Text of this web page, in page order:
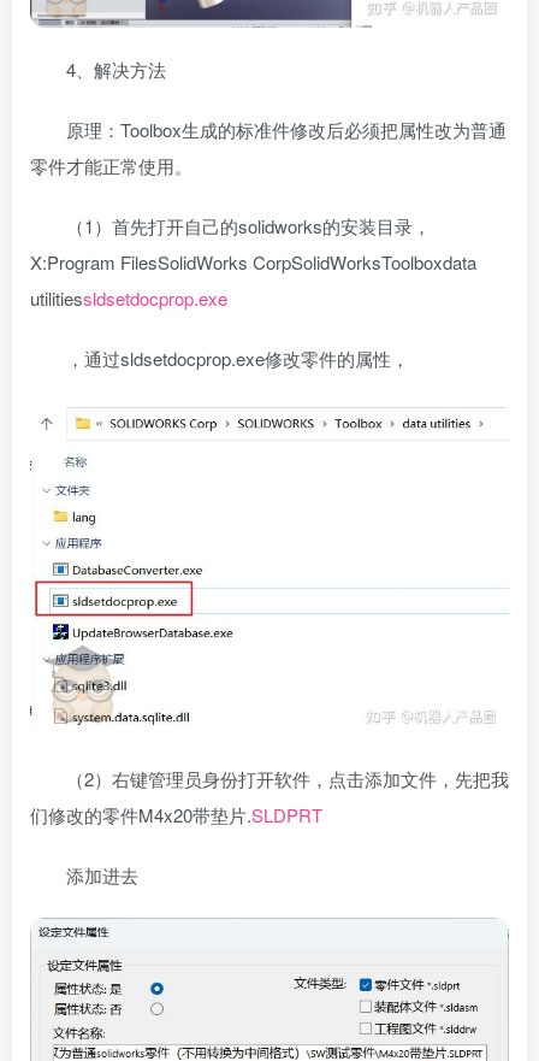
4、解决方法
原理：Toolbox生成的标准件修改后必须把属性改为普通
零件才能正常使用。
（1）首先打开自己的solidworks的安装目录，
X:Program FilesSolidWorks CorpSolidWorksToolboxdata
utilitiessldsetdocprop.exe
，通过sldsetdocprop.exe修改零件的属性，
（2）右键管理员身份打开软件，点击添加文件，先把我
们修改的零件M4x20带垫片.SLDPRT
添加进去